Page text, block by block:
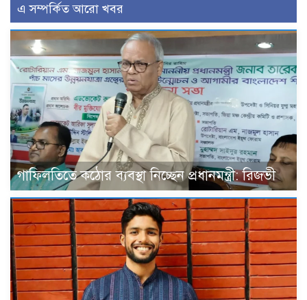
এ সম্পর্কিত আরো খবর
গাফিলতিতে কঠোর ব্যবস্থা নিচ্ছেন প্রধানমন্ত্রী: রিজভী